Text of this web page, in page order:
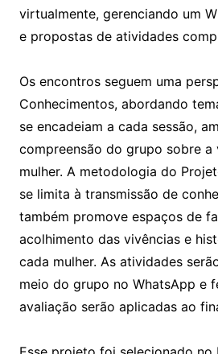
virtualmente, gerenciando um
e propostas de atividades
Os encontros seguem uma
Conhecimentos, abordando
se encadeiam a cada sessão,
compreensão do grupo sobre a
mulher. A metodologia do
se limita à transmissão de
também promove espaços de
acolhimento das vivências e
cada mulher. As atividades
meio do grupo no WhatsApp e
avaliação serão aplicadas ao